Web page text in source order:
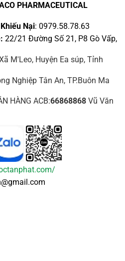
PHARMACEUTICAL
Khiếu Nại: 0979.58.78.63
22/21 Đường Số 21, P8 Gò Vấp,
M'Leo, Huyện Ea súp, Tỉnh
Nghiệp Tân An, TP.Buôn Ma
HÀNG ACB:66868868Vũ Văn